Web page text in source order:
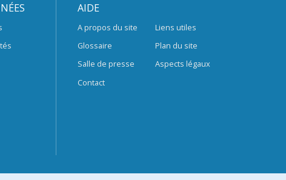
AIDE
A propos du site
Glossaire
Salle de presse
Contact
Liens utiles
Plan du site
Aspects légaux